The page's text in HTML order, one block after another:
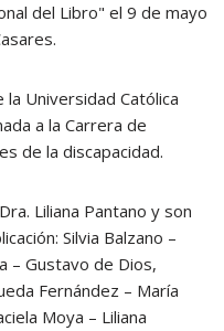
del Libro" el 9 de mayo
la Universidad Católica
a la Carrera de
de la discapacidad.
Liliana Pantano y son
Silvia Balzano –
– Gustavo de Dios,
Fernández – María
Moya – Liliana